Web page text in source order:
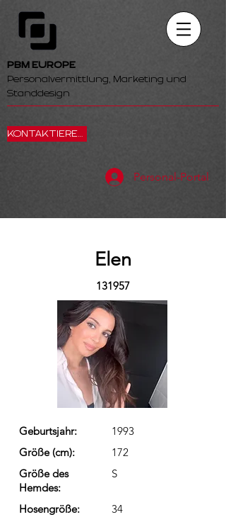
PBM EUROPE
Personalvermittlung, Marketing und
Standdesign
KONTAKTIEREN SIE UNS
Personal-Portal
Elen
131957
Geburtsjahr:
1993
Größe (cm):
172
Größe des
Hemdes:
S
Hosengröße:
34